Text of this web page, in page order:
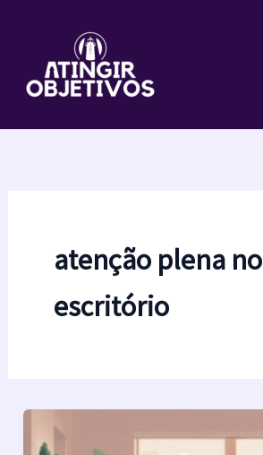
conteúdo
atenção plena no
escritório